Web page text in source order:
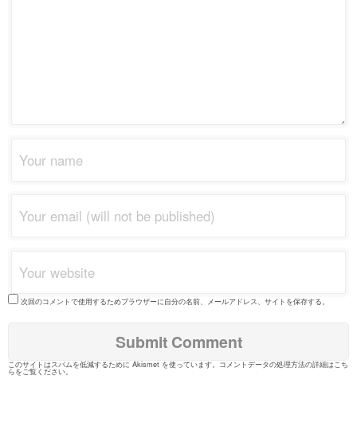
次回のコメントで使用するためブラウザーに自分の名前、メールアドレス、サイトを保存する。
このサイトはスパムを低減するために Akismet を使っています。 コメントデータの処理方法の詳細はこち
らをご覧ください。